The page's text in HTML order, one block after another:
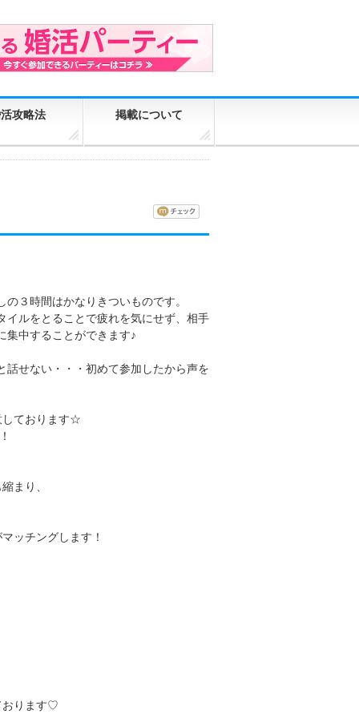
攻略法 掲載について
の３時間はかなりきついものです。
イルをとることで疲れを気にせず、相手
集中することができます♪
話せない・・・初めて参加したから声を
しております☆
まり、
ッチングします！
おります♡